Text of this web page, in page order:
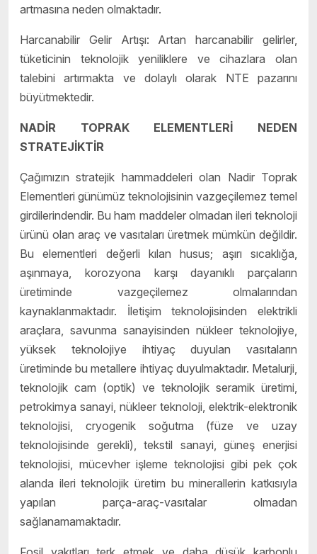
artmasına neden olmaktadır.
Harcanabilir Gelir Artışı: Artan harcanabilir gelirler,
tüketicinin teknolojik yeniliklere ve cihazlara olan
talebini artırmakta ve dolaylı olarak NTE pazarını
büyütmektedir.
NADİR TOPRAK ELEMENTLERİ NEDEN
STRATEJİKTİR
Çağımızın stratejik hammaddeleri olan Nadir Toprak
Elementleri günümüz teknolojisinin vazgeçilemez temel
girdilerindendir. Bu ham maddeler olmadan ileri teknoloji
ürünü olan araç ve vasıtaları üretmek mümkün değildir.
Bu elementleri değerli kılan husus; aşırı sıcaklığa,
aşınmaya, korozyona karşı dayanıklı parçaların
üretiminde vazgeçilemez olmalarından
kaynaklanmaktadır. İletişim teknolojisinden elektrikli
araçlara, savunma sanayisinden nükleer teknolojiye,
yüksek teknolojiye ihtiyaç duyulan vasıtaların
üretiminde bu metallere ihtiyaç duyulmaktadır. Metalurji,
teknolojik cam (optik) ve teknolojik seramik üretimi,
petrokimya sanayi, nükleer teknoloji, elektrik-elektronik
teknolojisi, cryogenik soğutma (füze ve uzay
teknolojisinde gerekli), tekstil sanayi, güneş enerjisi
teknolojisi, mücevher işleme teknolojisi gibi pek çok
alanda ileri teknolojik üretim bu minerallerin katkısıyla
yapılan parça-araç-vasıtalar olmadan
sağlanamamaktadır.